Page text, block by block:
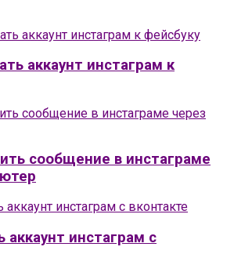
аккаунт инстаграм к
сообщение в инстаграме
аккаунт инстаграм с